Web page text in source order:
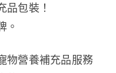
品包裝！
。
物營養補充品服務